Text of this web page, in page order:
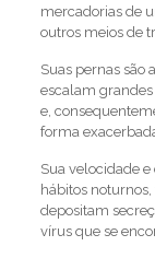
mercadorias de
outros meios de
Suas pernas são
escalam
e,
forma
Sua velocidade
hábitos
depositam
vírus que se